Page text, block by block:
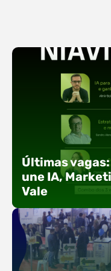
Últimas
une IA,
Vale